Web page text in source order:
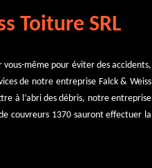
Toiture SRL
même pour éviter des accidents,
de notre entreprise Falck & Weiss
à l’abri des débris, notre entreprise
couvreurs 1370 sauront effectuer la